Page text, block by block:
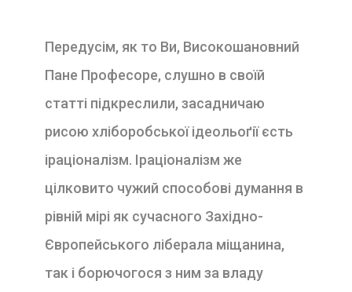
Передусім, як то Ви, Високошановний
Пане Про­фесоре, слушно в своїй
статті підкреслили, засадни­чаю
рисою хліборобської ідеольоґії єсть
іраціона­лізм. Іраціоналізм же
цілковито чужий способові ду­мання в
рівній мірі як сучасного Західно-
Європей­ського ліберала міщанина,
так і борючогося з ним за владу